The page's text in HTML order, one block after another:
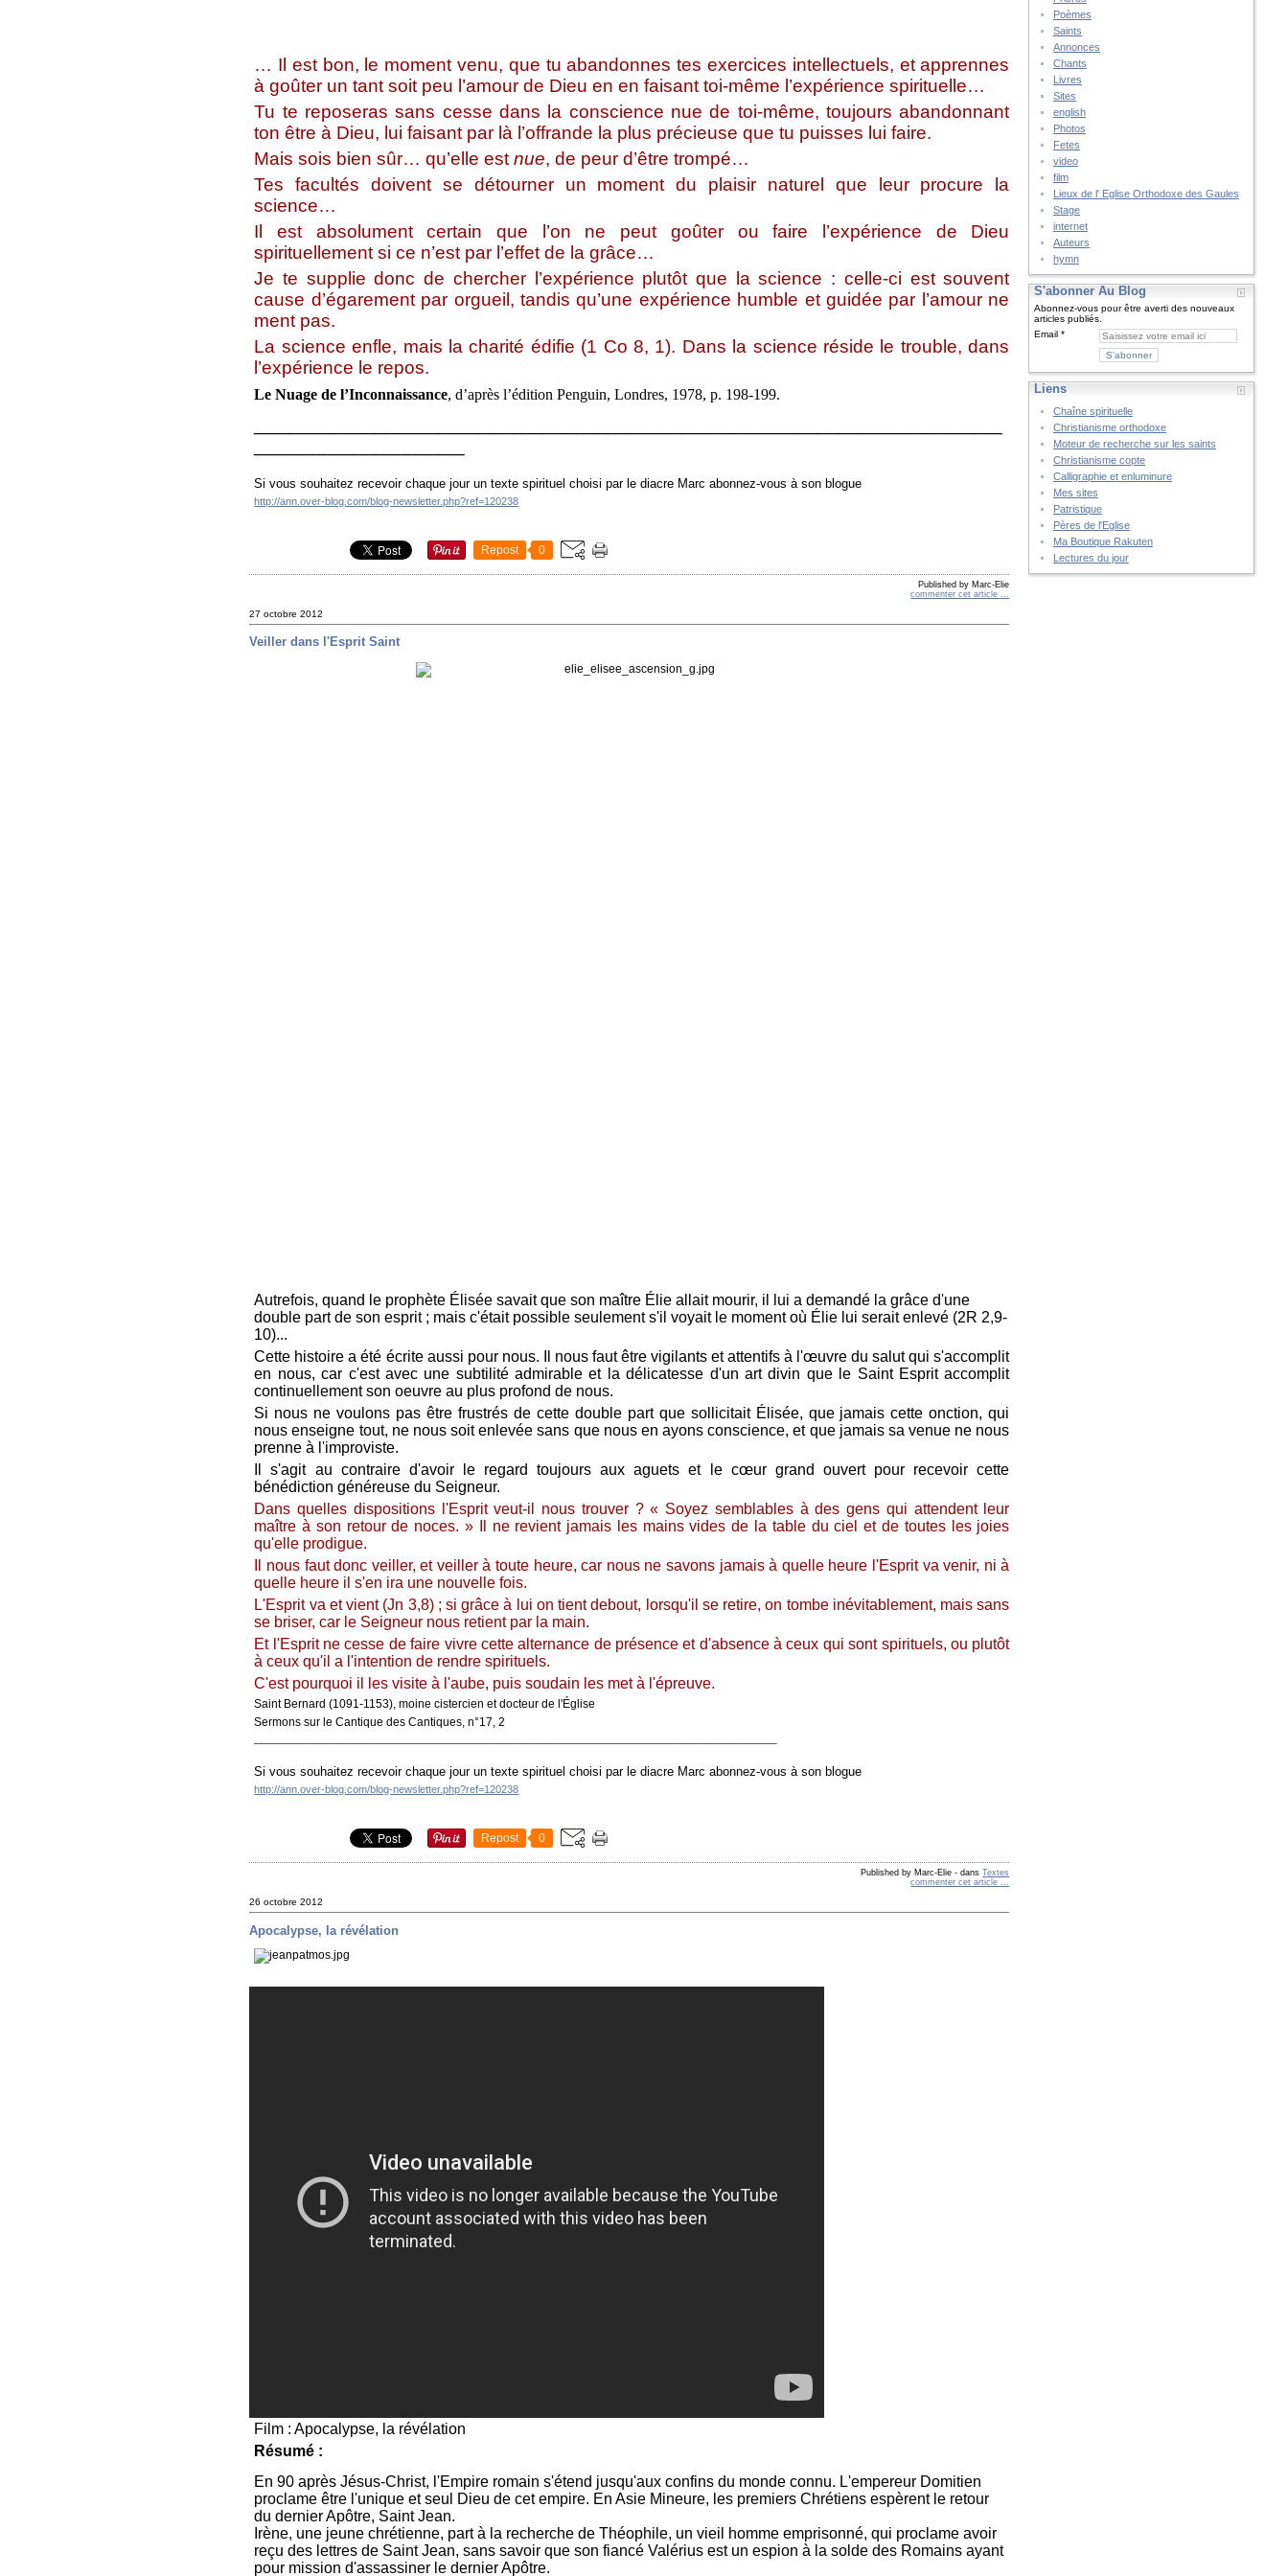
… Il est bon, le moment venu, que tu abandonnes tes exercices intellectuels, et apprennes
à goûter un tant soit peu l’amour de Dieu en en faisant toi-même l’expérience spirituelle…
Tu te reposeras sans cesse dans la conscience nue de toi-même, toujours abandonnant
ton être à Dieu, lui faisant par là l’offrande la plus précieuse que tu puisses lui faire.
Mais sois bien sûr… qu’elle estnue, de peur d’être trompé…
Tes facultés doivent se détourner un moment du plaisir naturel que leur procure la
science…
Il est absolument certain que l’on ne peut goûter ou faire l’expérience de Dieu
spirituellement si ce n’est par l’effet de la grâce…
Je te supplie donc de chercher l’expérience plutôt que la science : celle-ci est souvent
cause d’égarement par orgueil, tandis qu’une expérience humble et guidée par l’amour ne
ment pas.
La science enfle, mais la charité édifie (1 Co 8, 1). Dans la science réside le trouble, dans
l’expérience le repos.
Le Nuage de l’Inconnaissance, d’après l’édition Penguin, Londres, 1978, p. 198-199.
Si vous souhaitez recevoir chaque jour un texte spirituel choisi par le diacre Marc abonnez-vous à son blogue
http://ann.over-blog.com/blog-newsletter.php?ref=120238
Repost 0
Published by Marc-Elie
commenter cet article
27 octobre 2012
Veiller dans l'Esprit Saint
Autrefois, quand le prophète Élisée savait que son maître Élie allait mourir, il lui a demandé la grâce d'une
double part de son esprit ; mais c'était possible seulement s'il voyait le moment où Élie lui serait enlevé (2R 2,9-
10)...
Cette histoire a été écrite aussi pour nous. Il nous faut être vigilants et attentifs à l'œuvre du salut qui s'accomplit
en nous, car c'est avec une subtilité admirable et la délicatesse d'un art divin que le Saint Esprit accomplit
continuellement son oeuvre au plus profond de nous.
Si nous ne voulons pas être frustrés de cette double part que sollicitait Élisée, que jamais cette onction, qui
nous enseigne tout, ne nous soit enlevée sans que nous en ayons conscience, et que jamais sa venue ne nous
prenne à l'improviste.
Il s'agit au contraire d'avoir le regard toujours aux aguets et le cœur grand ouvert pour recevoir cette
bénédiction généreuse du Seigneur.
Dans quelles dispositions l'Esprit veut-il nous trouver ? « Soyez semblables à des gens qui attendent leur
maître à son retour de noces. » Il ne revient jamais les mains vides de la table du ciel et de toutes les joies
qu'elle prodigue.
Il nous faut donc veiller, et veiller à toute heure, car nous ne savons jamais à quelle heure l'Esprit va venir, ni à
quelle heure il s'en ira une nouvelle fois.
L'Esprit va et vient (Jn 3,8) ; si grâce à lui on tient debout, lorsqu'il se retire, on tombe inévitablement, mais sans
se briser, car le Seigneur nous retient par la main.
Et l'Esprit ne cesse de faire vivre cette alternance de présence et d'absence à ceux qui sont spirituels, ou plutôt
à ceux qu'il a l'intention de rendre spirituels.
C'est pourquoi il les visite à l'aube, puis soudain les met à l'épreuve.
Saint Bernard (1091-1153), moine cistercien et docteur de l'Église
Sermons sur le Cantique des Cantiques, n°17, 2
Si vous souhaitez recevoir chaque jour un texte spirituel choisi par le diacre Marc abonnez-vous à son blogue
http://ann.over-blog.com/blog-newsletter.php?ref=120238
Repost 0
Published by Marc-Elie - dansTextes
commenter cet article …
26 octobre 2012
Apocalypse, la révélation
Film : Apocalypse, la révélation
Résumé :
En 90 après Jésus-Christ, l'Empire romain s'étend jusqu'aux confins du monde connu. L'empereur Domitien
proclame être l'unique et seul Dieu de cet empire. En Asie Mineure, les premiers Chrétiens espèrent le retour
du dernier Apôtre, Saint Jean.
Irène, une jeune chrétienne, part à la recherche de Théophile, un vieil homme emprisonné, qui proclame avoir
reçu des lettres de Saint Jean, sans savoir que son fiancé Valérius est un espion à la solde des Romains ayant
pour mission d'assassiner le dernier Apôtre.
Poèmes
Saints
Annonces
Chants
Livres
Sites
english
Photos
Fetes
video
film
Lieux de l' Eglise Orthodoxe des Gaules
Stage
internet
Auteurs
hymn
S'abonner Au Blog
Abonnez-vous pour être averti des nouveaux
articles publiés.
Email
Liens
Chaîne spirituelle
Christianisme orthodoxe
Moteur de recherche sur les saints
Christianisme copte
Calligraphie et enluminure
Mes sites
Patristique
Pères de l'Eglise
Ma Boutique Rakuten
Lectures du jour